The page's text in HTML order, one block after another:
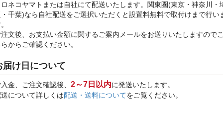
ネコヤマトまたは自社にて配送いたします。関東圏(東京・神奈川・
千葉)なら自社配送をご選択いただくと設置料無料で取付けまで行い
文後、お支払い金額に関するご案内メールをお送りいたしますので
からご確認ください。
届け日について
金、ご注文確認後、 2～7日以内に発送いたします。
について詳しくは配送・送料についてをご覧ください。